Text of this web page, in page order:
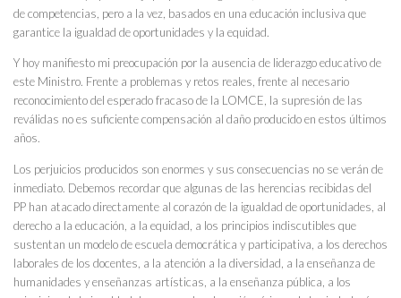
de competencias, pero a la vez, basados en una educación inclusiva que
garantice la igualdad de oportunidades y la equidad.
Y hoy manifiesto mi preocupación por la ausencia de liderazgo educativo de
este Ministro. Frente a problemas y retos reales, frente al necesario
reconocimiento del esperado fracaso de la LOMCE, la supresión de las
reválidas no es suficiente compensación al daño producido en estos últimos
años.
Los perjuicios producidos son enormes y sus consecuencias no se verán de
inmediato. Debemos recordar que algunas de las herencias recibidas del
PP han atacado directamente al corazón de la igualdad de oportunidades, al
derecho a la educación, a la equidad, a los principios indiscutibles que
sustentan un modelo de escuela democrática y participativa, a los derechos
laborales de los docentes, a la atención a la diversidad, a la enseñanza de
humanidades y enseñanzas artísticas, a la enseñanza pública, a los